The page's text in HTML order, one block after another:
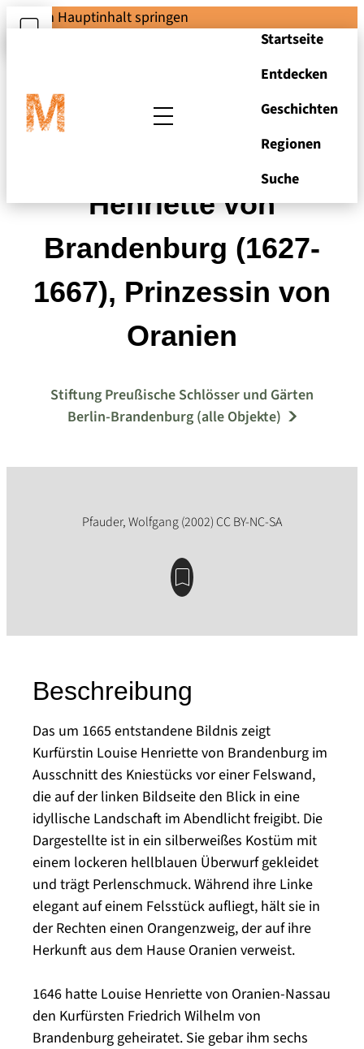
Zum Hauptinhalt springen
Startseite
Entdecken
Geschichten
Regionen
Suche
Kurfürstin Louise
Henriette von
Brandenburg (1627-
1667), Prinzessin von
Oranien
Stiftung Preußische Schlösser und Gärten
Berlin-Brandenburg (alle Objekte)
Beschreibung
Das um 1665 entstandene Bildnis zeigt
Kurfürstin Louise Henriette von Brandenburg im
Ausschnitt des Kniestücks vor einer Felswand,
die auf der linken Bildseite den Blick in eine
idyllische Landschaft im Abendlicht freigibt. Die
Dargestellte ist in ein silberweißes Kostüm mit
einem lockeren hellblauen Überwurf gekleidet
und trägt Perlenschmuck. Während ihre Linke
elegant auf einem Felsstück aufliegt, hält sie in
der Rechten einen Orangenzweig, der auf ihre
Herkunft aus dem Hause Oranien verweist.
1646 hatte Louise Henriette von Oranien-Nassau
den Kurfürsten Friedrich Wilhelm von
Brandenburg geheiratet. Sie gebar ihm sechs